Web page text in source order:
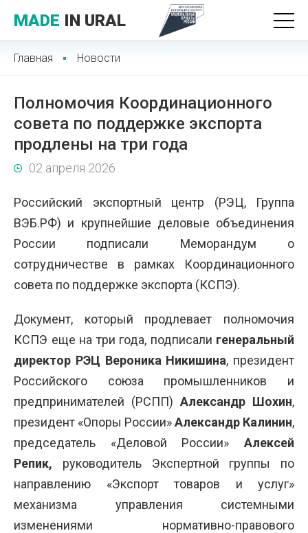
MADE IN URAL
Главная Новости
Полномочия Координационного
совета по поддержке экспорта
продлены на три года
02 апреля 2026
Российский экспортный центр (РЭЦ, Группа
ВЭБ.РФ) и крупнейшие деловые объединения
России подписали Меморандум о
сотрудничестве в рамках Координационного
совета по поддержке экспорта (КСПЭ).
Документ, который продлевает полномочия
КСПЭ еще на три года, подписали генеральный
директор РЭЦ Вероника Никишина, президент
Российского союза промышленников и
предпринимателей (РСПП) Александр Шохин,
президент «Опоры России»Александр Калинин,
председатель «Деловой России» Алексей
Репик, руководитель Экспертной группы по
направлению «Экспорт товаров и услуг»
механизма управления системными
изменениями нормативно-правового